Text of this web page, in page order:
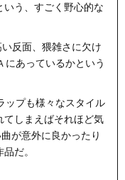
う、すごく野心的な
反面、猥雑さに欠け
にあっているかという
ップも様々なスタイル
しまえばそれほど気
が意外に良かったり
だ。